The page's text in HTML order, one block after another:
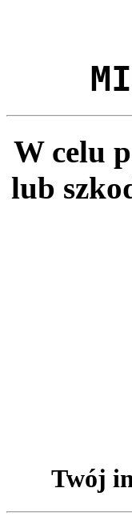
W celu
lub
Twój